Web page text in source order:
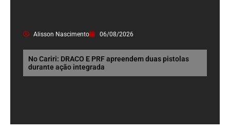
Alisson Nascimento 06/08/2026
No Cariri: DRACO E PRF apreendem duas pistolas
durante ação integrada